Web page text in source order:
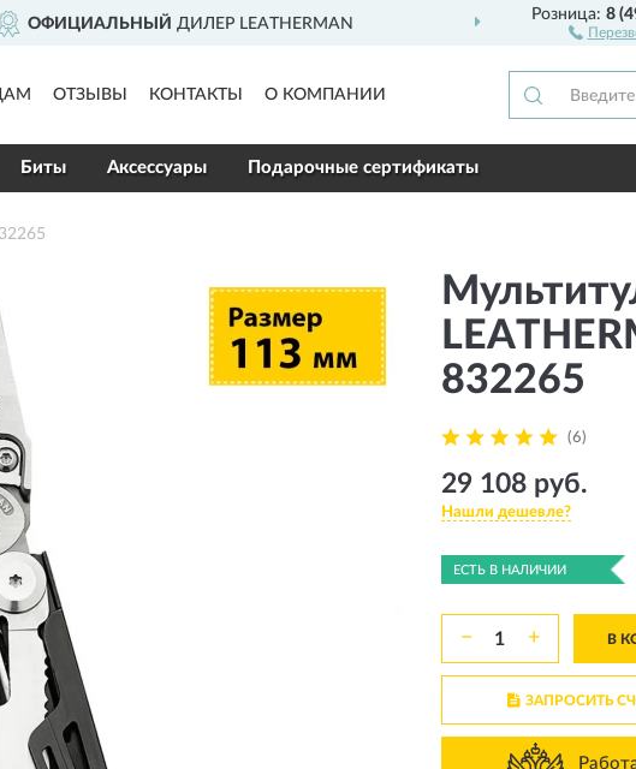
ДИЛЕР LEATHERMAN
Розница:8
ОТЗЫВЫ КОНТАКТЫ О КОМПАНИИ
Биты Аксессуары Подарочные сертификаты
832265
(6)
29 108 руб.
Нашли дешевле?
ЕСТЬ В НАЛИЧИИ
− + В
ЗАПРОСИТЬ